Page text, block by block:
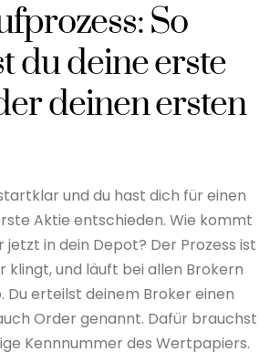
So
du deine erste
deinen ersten
und du hast dich für einen
Aktie entschieden. Wie kommt
in dein Depot? Der Prozess ist
klingt, und läuft bei allen Brokern
Du erteilst deinem Broker einen
Order genannt. Dafür brauchst
Kennnummer des Wertpapiers.